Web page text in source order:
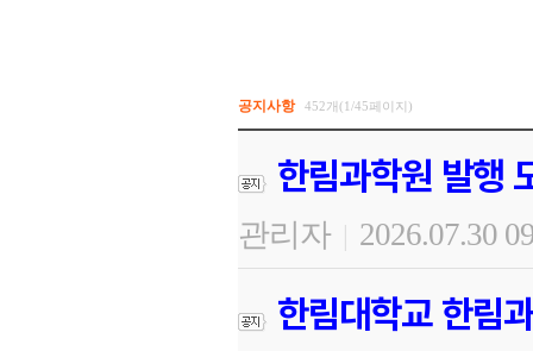
공지사항 452개(1/45페이지)
한림과학원 발행
관리자 | 2026.07.30
한림대학교 한림